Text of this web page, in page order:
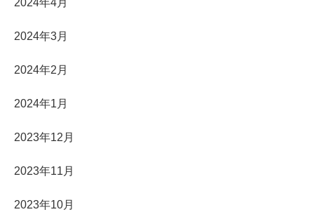
2024年4月
2024年3月
2024年2月
2024年1月
2023年12月
2023年11月
2023年10月